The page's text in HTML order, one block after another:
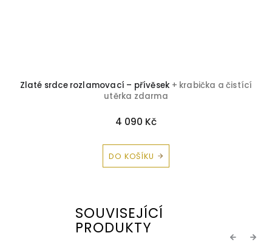
Zlaté srdce rozlamovací – přívěsek + krabička a čistící
utěrka zdarma
4 090 Kč
DO KOŠÍKU
SOUVISEJÍCÍ
PRODUKTY Previous
Next